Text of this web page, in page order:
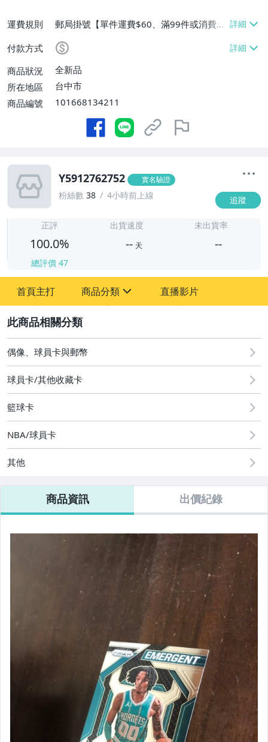
運費規則
郵局掛號【單件運費$60、滿99件或消費滿
$9999免運費】
付款方式
商品狀況
全新品
所在地區
台中市
商品編號
101668134211
Y5912762752 實名驗證
粉絲數 38 4小時前上線 追蹤
正評
100.0%
總評價 47
出貨速度
-- 天
未出貨率
--
首頁主打 商品分類
偶像、球員卡與郵幣
直播影片
偶像、球員卡與郵幣
球員卡/其他收藏卡
籃球卡
NBA/球員卡
其他
商品資訊 出價紀錄